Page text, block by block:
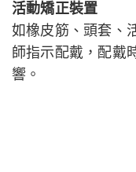
活動矯正裝置
如橡皮筋、頭套、
師指示配戴，配戴
響。